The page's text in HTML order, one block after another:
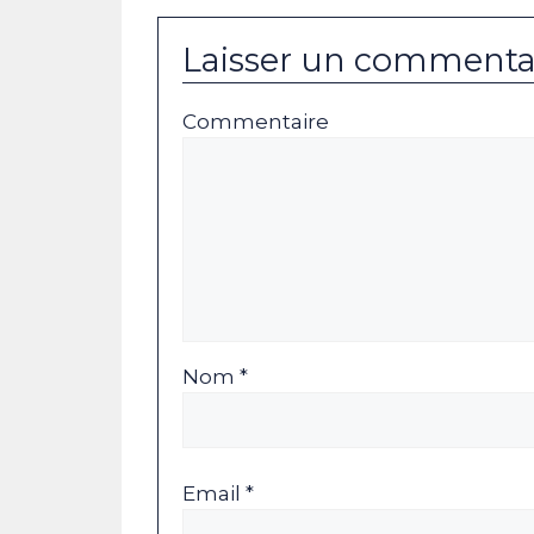
Laisser un
Commentaire
Nom *
Email *